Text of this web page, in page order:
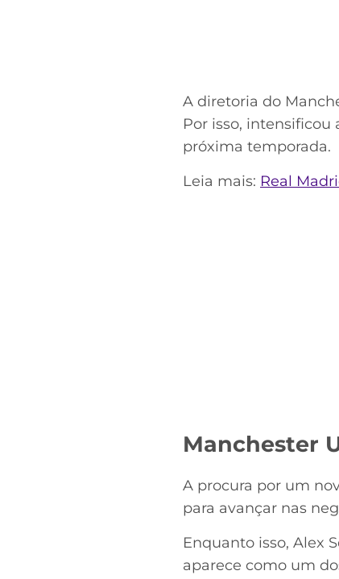
A diretoria do
Por isso,
próxima temporada.
Leia mais: Real
Manchester
A procura por um
para avançar nas
Enquanto isso, Alex
aparece como um